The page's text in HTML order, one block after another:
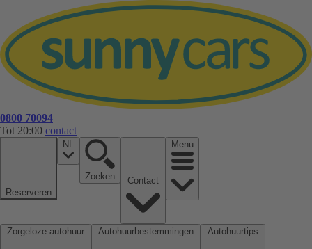
0800 70094
Tot 20:00 contact
Reserveren
NL
Zoeken
Menu